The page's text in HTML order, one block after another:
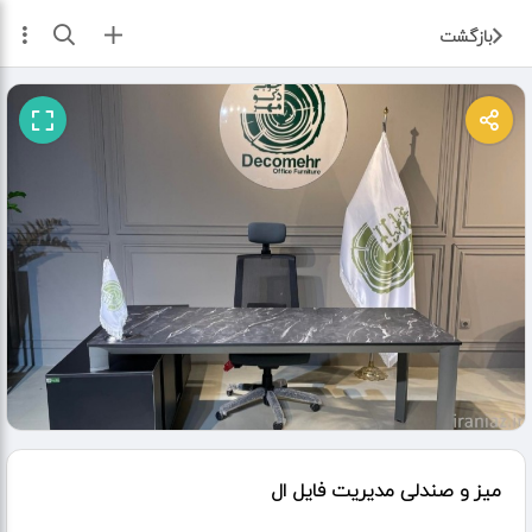
بازگشت ثبت آگهی
میز و صندلی مدیریت فایل ال